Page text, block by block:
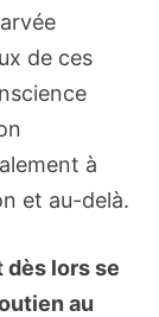
de ces
à
et au-delà.
lors se
au